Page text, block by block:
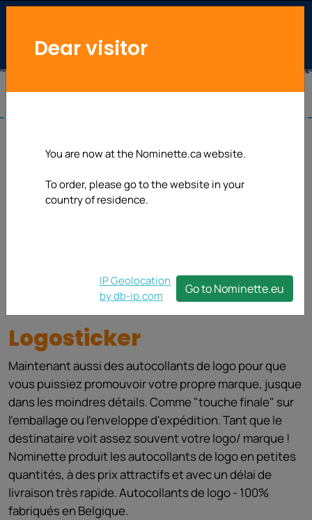
Logosticker
Maintenant aussi des autocollants de logo pour que
vous puissiez promouvoir votre propre marque, jusque
dans les moindres détails. Comme "touche finale" sur
l'emballage ou l'enveloppe d'expédition. Tant que le
destinataire voit assez souvent votre logo/ marque !
Nominette produit les autocollants de logo en petites
quantités, à des prix attractifs et avec un délai de
livraison très rapide. Autocollants de logo - 100%
fabriqués en Belgique.
Dear visitor
You are now at the Nominette.ca website.
To order, please go to the website in your
country of residence.
IP Geolocation
by db-ip.com
Go to Nominette.eu